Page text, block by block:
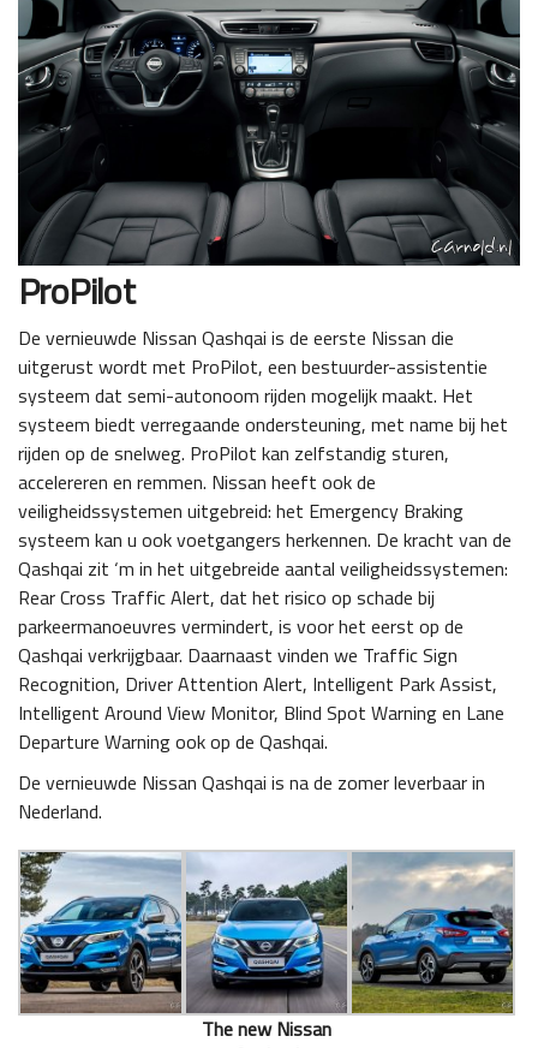
ProPilot
De vernieuwde Nissan Qashqai is de eerste Nissan die
uitgerust wordt met ProPilot, een bestuurder-assistentie
systeem dat semi-autonoom rijden mogelijk maakt. Het
systeem biedt verregaande ondersteuning, met name bij het
rijden op de snelweg. ProPilot kan zelfstandig sturen,
accelereren en remmen. Nissan heeft ook de
veiligheidssystemen uitgebreid: het Emergency Braking
systeem kan u ook voetgangers herkennen. De kracht van de
Qashqai zit ‘m in het uitgebreide aantal veiligheidssystemen:
Rear Cross Traffic Alert, dat het risico op schade bij
parkeermanoeuvres vermindert, is voor het eerst op de
Qashqai verkrijgbaar. Daarnaast vinden we Traffic Sign
Recognition, Driver Attention Alert, Intelligent Park Assist,
Intelligent Around View Monitor, Blind Spot Warning en Lane
Departure Warning ook op de Qashqai.
De vernieuwde Nissan Qashqai is na de zomer leverbaar in
Nederland.
The new Nissan